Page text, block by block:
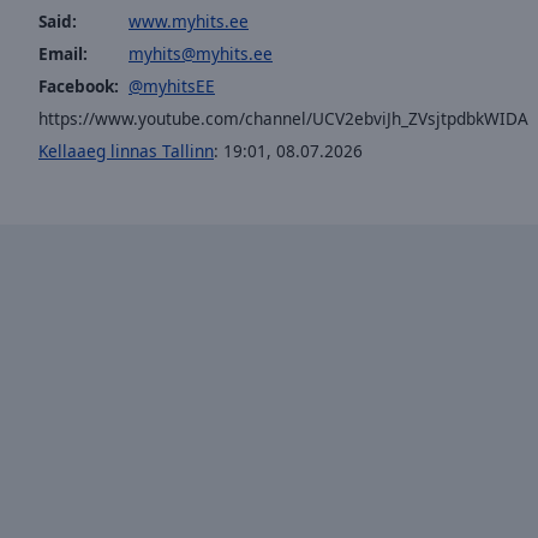
Color
Opacity
Said:
www.myhits.ee
Email:
myhits@myhits.ee
Facebook: @myhitsEE
https://www.youtube.com/channel/UCV2ebviJh_ZVsjtpdbkWIDA
Kellaaeg linnas Tallinn: 19:01 , 08.07.2026